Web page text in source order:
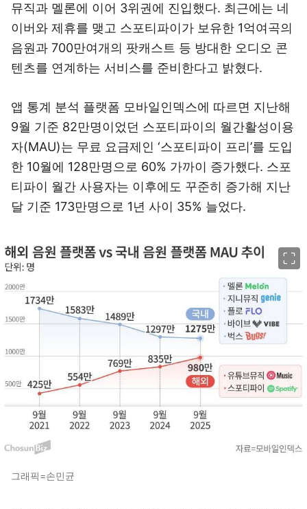
뮤직과 멜론에 이어 3위권에 진입했다. 최근에는 네
이버와 제휴를 맺고 스포티파이가 보유한 1억여곡의
음원과 700만여개의 팟캐스트 등 방대한 오디오 콘
텐츠를 연계하는 서비스를 준비한다고 밝혔다.
앱 통계 분석 플랫폼 모바일인덱스에 따르면 지난해
9월 기준 82만명이었던 스포티파이의 월간활성이용
자(MAU)는 무료 요금제인 ‘스포티파이 프리’를 도입
한 10월에 128만명으로 60% 가까이 증가했다. 스포
티파이 월간 사용자는 이후에도 꾸준히 증가해 지난
달 기준 173만명으로 1년 사이 35% 늘었다.
그래픽=손민균